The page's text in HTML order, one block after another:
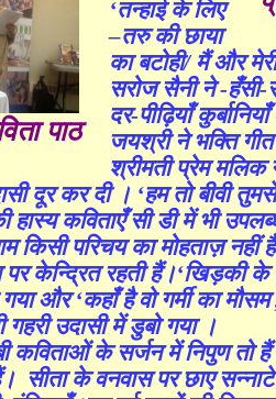
पाठ
‘तन्हाई के लिए
–तरु की छाया
का बटोही/ मैं और
सरोज सैनी ने -हँसी-
दर-पीढ़ियाँ
जयश्री ने भक्ति
श्रीमती प्रेम मलिक
दूर कर दी । ‘हम तो बीवी
हास्य कविताएँ सी डी में भी
किसी परिचय का मोहताज़ नहीं
केन्द्रित रहती हैं।‘खिड़की के
और‘कहाँ है वो गर्मी का
उदासी में डुबो गया ।
कविताओं के सर्जन में निपुण तो हैं
सीता के वनवास पर छाए